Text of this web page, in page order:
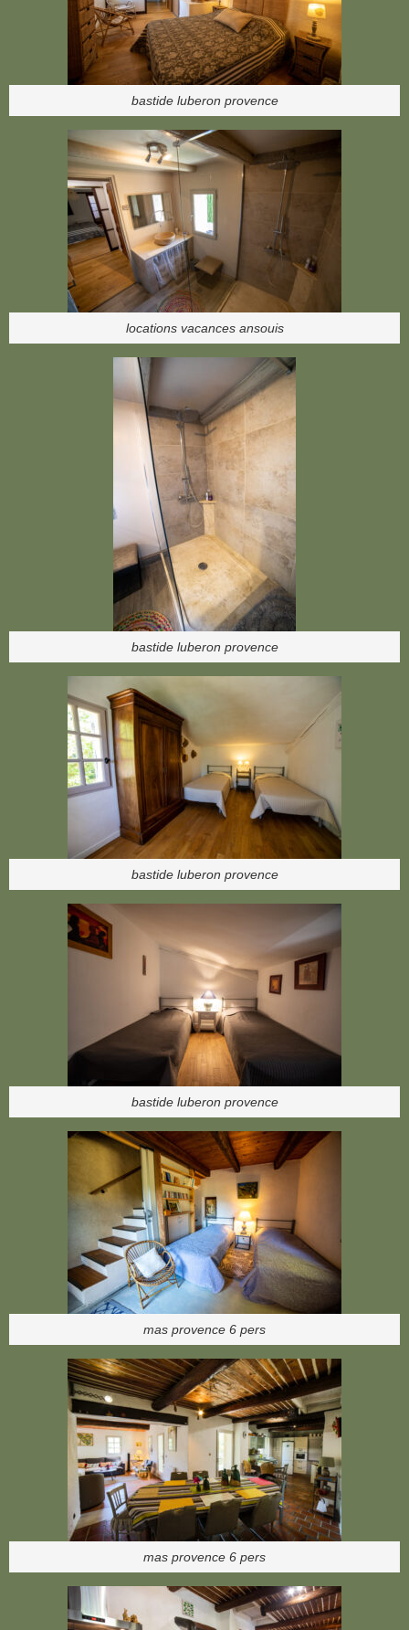
bastide luberon provence
locations vacances ansouis
bastide luberon provence
bastide luberon provence
bastide luberon provence
mas provence 6 pers
mas provence 6 pers